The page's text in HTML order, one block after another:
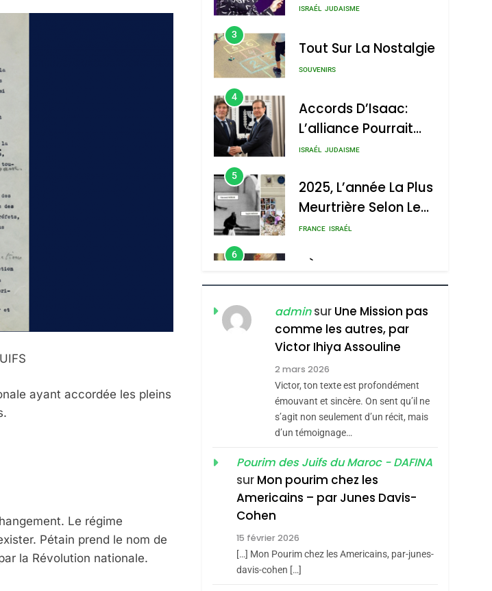
ayant accordée les pleins
Le régime
Pétain prend le nom de
la Révolution nationale.
Nouvelle Chanson De
ISRAÉL JUDAISME
3
Tout Sur La Nostalgie
SOUVENIRS
4
Accords D’Isaac:
L’alliance Pourrait
S’étendre À 13 Pays
ISRAÉL JUDAISME
5
2025, L’année La Plus
Meurtrière Selon Le
Rapport D’ADL
FRANCE ISRAÉL
6
FIÈRE, DIGNE ET
RÉSILIENTE :
POURQUOI JE
REVENDIQUE MA
JUDAÏTE Par Thérèse
Zrihen-Dvir
ISRAÉL JUDAISME
CE QUI NOUS
MANQUE – Jacques
Hadida
JUDAISME
Maroc : Les Amandes
De Tafraout, Le Miel
De Tadla Azilal
Consacrés Produits
Du Terroir
DAFINA MAROC
Oeil Ravageur –
2
adminsur Une Mission pas
comme les autres, par
Victor Ihiya Assouline
2 mars 2026
Victor, ton texte est profondément
émouvant et sincère. On sent qu’il ne
s’agit non seulement d’un récit, mais
d’un témoignage…
Pourim des Juifs du Maroc - DAFINA
sur Mon pourim chez les
Americains – par Junes Davis-
Cohen
15 février 2026
[…] Mon Pourim chez les Americains, par-junes-
davis-cohen […]